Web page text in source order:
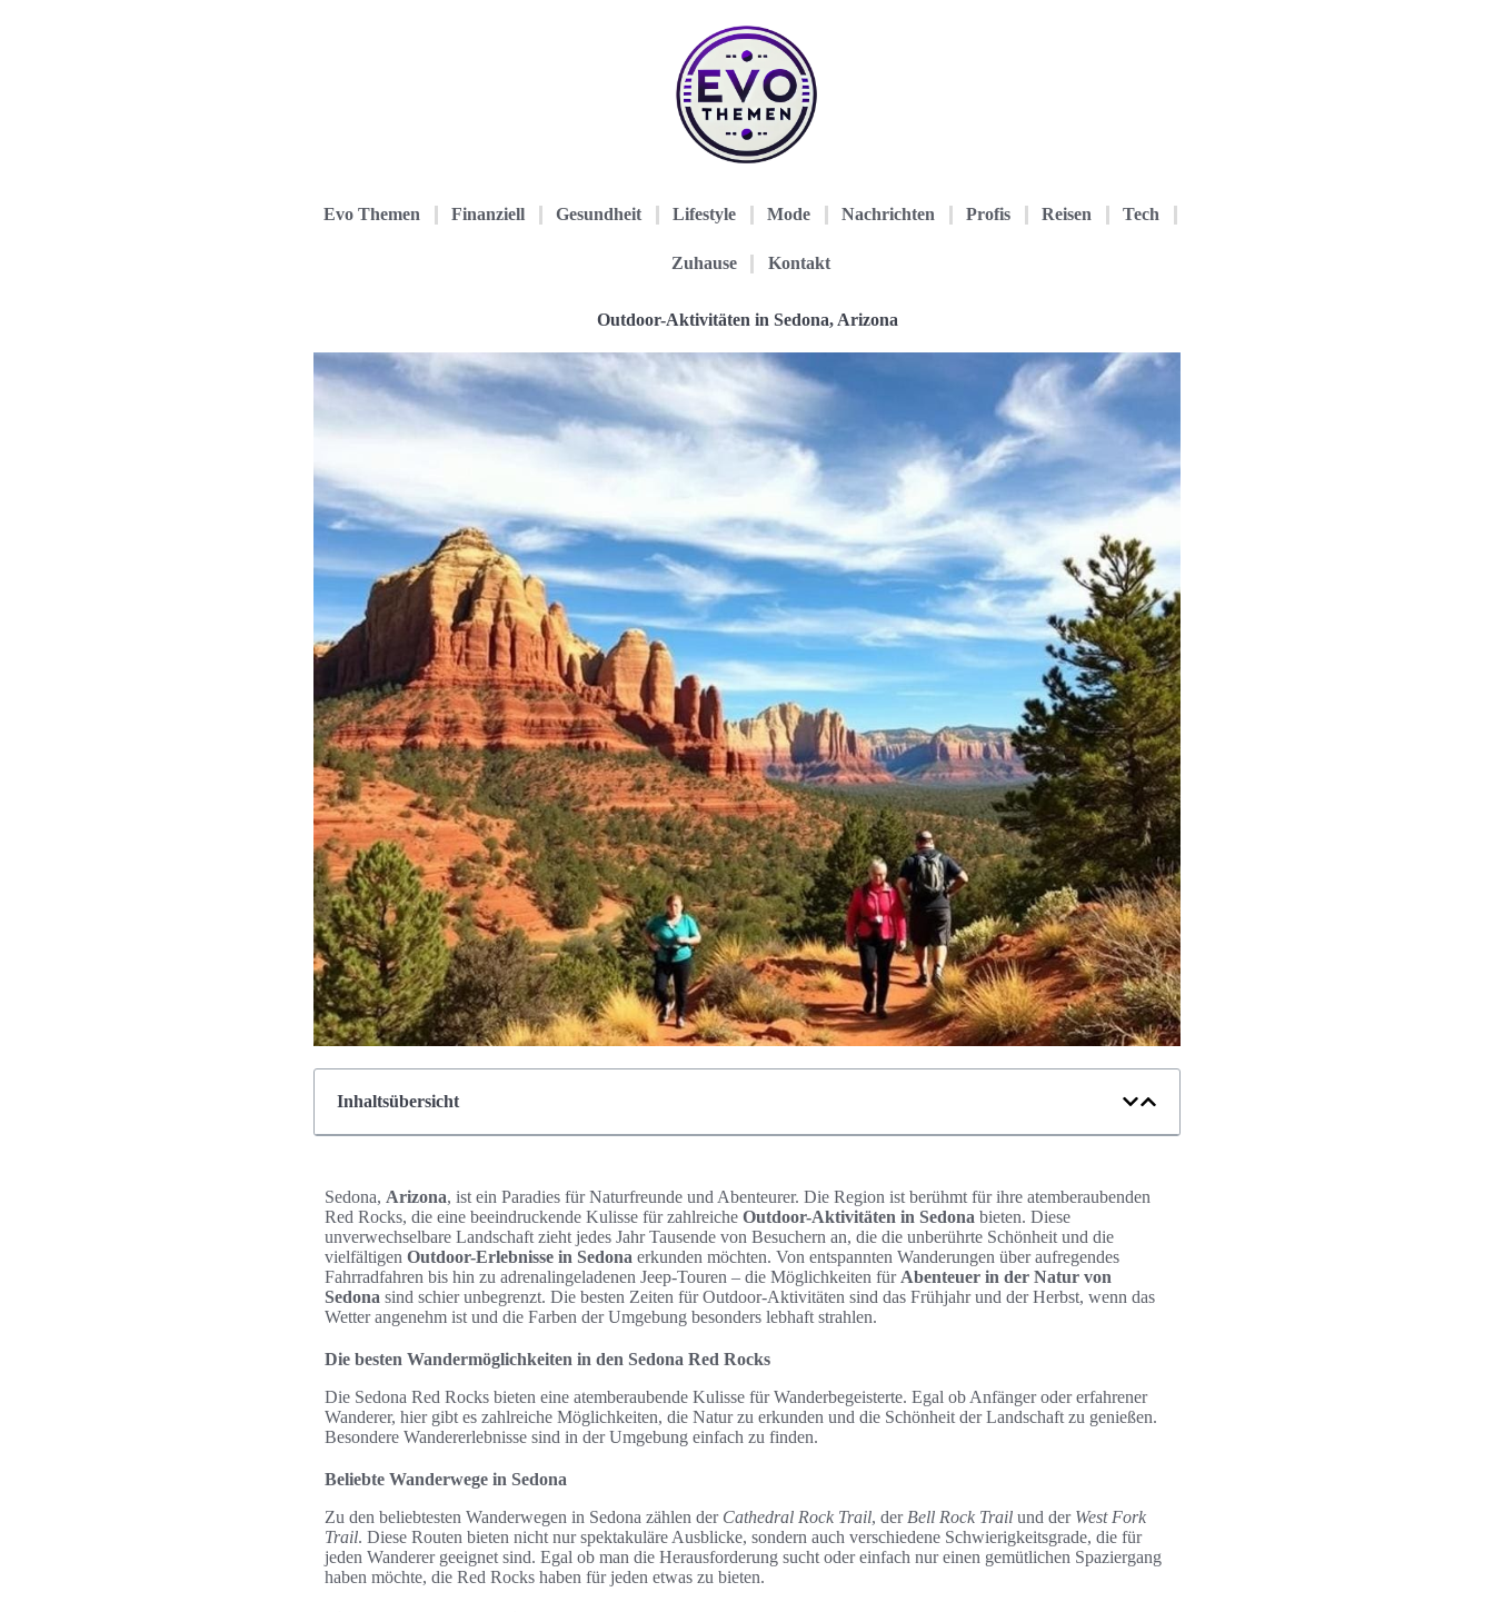
Evo Themen Finanziell Gesundheit Lifestyle Mode Nachrichten Profis Reisen Tech
Zuhause Kontakt
Outdoor-Aktivitäten in Sedona, Arizona
Inhaltsübersicht
Sedona, Arizona, ist ein Paradies für Naturfreunde und Abenteurer. Die Region ist berühmt für ihre atemberaubenden
Red Rocks, die eine beeindruckende Kulisse für zahlreiche Outdoor-Aktivitäten in Sedona bieten. Diese
unverwechselbare Landschaft zieht jedes Jahr Tausende von Besuchern an, die die unberührte Schönheit und die
vielfältigen Outdoor-Erlebnisse in Sedona erkunden möchten. Von entspannten Wanderungen über aufregendes
Fahrradfahren bis hin zu adrenalingeladenen Jeep-Touren – die Möglichkeiten für Abenteuer in der Natur von
Sedona sind schier unbegrenzt. Die besten Zeiten für Outdoor-Aktivitäten sind das Frühjahr und der Herbst, wenn das
Wetter angenehm ist und die Farben der Umgebung besonders lebhaft strahlen.
Die besten Wandermöglichkeiten in den Sedona Red Rocks
Die Sedona Red Rocks bieten eine atemberaubende Kulisse für Wanderbegeisterte. Egal ob Anfänger oder erfahrener
Wanderer, hier gibt es zahlreiche Möglichkeiten, die Natur zu erkunden und die Schönheit der Landschaft zu genießen.
Besondere Wandererlebnisse sind in der Umgebung einfach zu finden.
Beliebte Wanderwege in Sedona
Zu den beliebtesten Wanderwegen in Sedona zählen der Cathedral Rock Trail, der Bell Rock Trail und der West Fork
Trail. Diese Routen bieten nicht nur spektakuläre Ausblicke, sondern auch verschiedene Schwierigkeitsgrade, die für
jeden Wanderer geeignet sind. Egal ob man die Herausforderung sucht oder einfach nur einen gemütlichen Spaziergang
haben möchte, die Red Rocks haben für jeden etwas zu bieten.